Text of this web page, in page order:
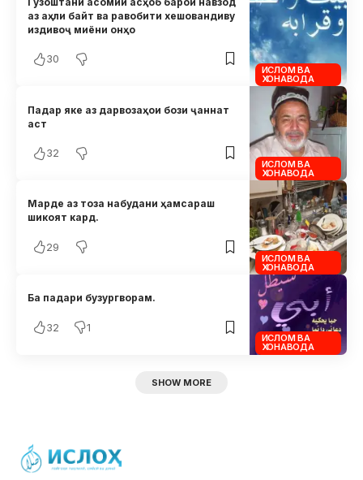
ИСЛОМ ВА
ХОНАВОДА
аз аҳли байт ва равобити хешовандиву
издивоҷ миёни онҳо
30
ИСЛОМ ВА
ХОНАВОДА
Падар яке аз дарвозаҳои бози ҷаннат
аст
32
ИСЛОМ ВА
ХОНАВОДА
Марде аз тоза набудани ҳамсараш
шикоят кард.
29
ИСЛОМ ВА
ХОНАВОДА
Ба падари бузургворам.
32 1
SHOW MORE